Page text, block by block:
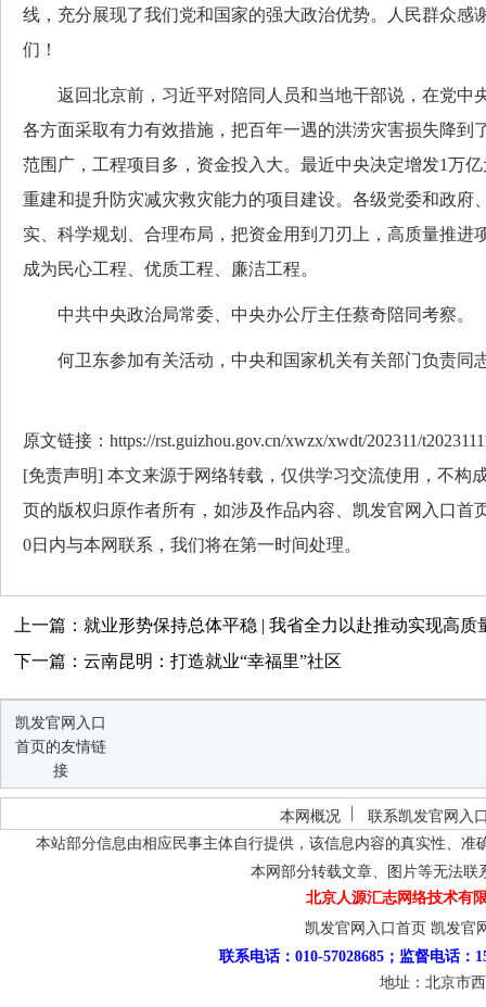
线，充分展现了我们党和国家的强大政治优势。人民群众感
们！
返回北京前，习近平对陪同人员和当地干部说，在党中
各方面采取有力有效措施，把百年一遇的洪涝灾害损失降到
范围广，工程项目多，资金投入大。最近中央决定增发1万
重建和提升防灾减灾救灾能力的项目建设。各级党委和政府
实、科学规划、合理布局，把资金用到刀刃上，高质量推进
成为民心工程、优质工程、廉洁工程。
中共中央政治局常委、中央办公厅主任蔡奇陪同考察。
何卫东参加有关活动，中央和国家机关有关部门负责同
原文链接：https://rst.guizhou.gov.cn/xwzx/xwdt/202311/
[免责声明] 本文来源于网络转载，仅供学习交流使用，不构
页的版权归原作者所有，如涉及作品内容、凯发官网入口首
0日内与本网联系，我们将在第一时间处理。
上一篇：就业形势保持总体平稳 | 我省全力以赴推动实现高质
下一篇：云南昆明：打造就业“幸福里”社区
凯发官网入口
首页的友情链
接
本网概况
联系凯发官网入
本站部分信息由相应民事主体自行提供，该信息内容的真实性、准
本网部分转载文章、图片等无法
北京人源汇志网络技术有
凯发官网入口首页 凯发官
联系电话：010-57028685；监督电话：
地址：北京市